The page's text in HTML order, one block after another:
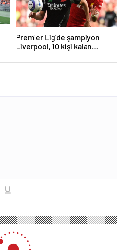
Premier Lig’de şampiyon
Liverpool, 10 kişi kalan